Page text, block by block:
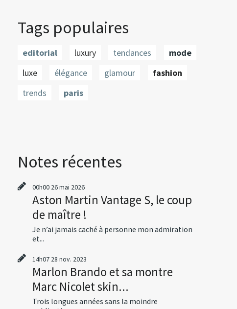
Tags populaires
editorial luxury tendances
mode
luxe
élégance glamour
fashion
trends
paris
Notes récentes
00h00 26mai 2026
Aston Martin Vantage S, le coup
de maître !
Je n’ai jamais caché à personne mon admiration
et...
14h07 28 nov. 2023
Marlon Brando et sa montre
Marc Nicolet skin...
Trois longues années sans la moindre